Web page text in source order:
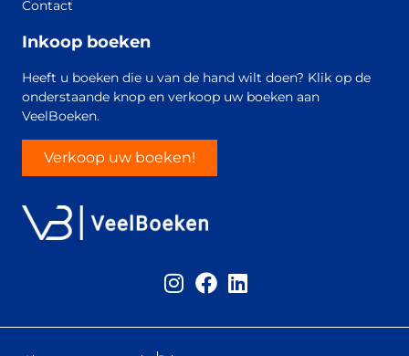
Contact
Inkoop boeken
Heeft u boeken die u van de hand wilt doen? Klik op de
onderstaande knop en verkoop uw boeken aan
VeelBoeken.
Verkoop uw boeken!